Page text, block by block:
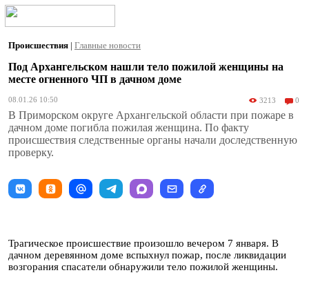
Происшествия | Главные новости
Под Архангельском нашли тело пожилой женщины на
месте огненного ЧП в дачном доме
08.01.26 10:50 3213 0
В Приморском округе Архангельской области при пожаре в
дачном доме погибла пожилая женщина. По факту
происшествия следственные органы начали доследственную
проверку.
Трагическое происшествие произошло вечером 7 января. В
дачном деревянном доме вспыхнул пожар, после ликвидации
возгорания спасатели обнаружили тело пожилой женщины.